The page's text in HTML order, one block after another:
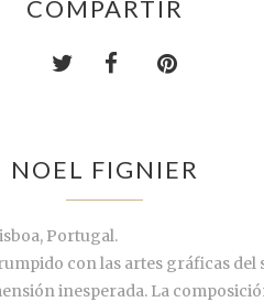
COMPARTIR
NOEL FIGNIER
Portugal.
con las artes gráficas del
inesperada. La